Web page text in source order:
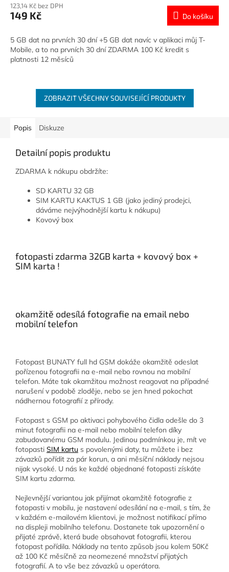
123,14 Kč bez DPH
149 Kč Do košíku
5 GB dat na prvních 30 dní +5 GB dat navíc v aplikaci můj T-
Mobile, a to na prvních 30 dní ZDARMA 100 Kč kredit s
platnosti 12 měsíců
ZOBRAZIT VŠECHNY SOUVISEJÍCÍ PRODUKTY
Popis Diskuze
Detailní popis produktu
ZDARMA k nákupu obdržíte:
SD KARTU 32 GB
SIM KARTU KAKTUS 1 GB (jako jediný prodejci,
dáváme nejvýhodnější kartu k nákupu)
Kovový box
fotopasti zdarma 32GB karta + kovový box +
SIM karta !
okamžitě odesílá fotografie na email nebo
mobilní telefon
Fotopast BUNATY full hd GSM dokáže okamžitě odeslat
pořízenou fotografii na e-mail nebo rovnou na mobilní
telefon. Máte tak okamžitou možnost reagovat na případné
narušení v podobě zloděje, nebo se jen hned pokochat
nádhernou fotografií z přírody.
Fotopast s GSM po aktivaci pohybového čidla odešle do 3
minut fotografii na e-mail nebo mobilní telefon díky
zabudovanému GSM modulu. Jedinou podmínkou je, mít ve
fotopasti SIM kartu s povolenými daty, tu můžete i bez
závazků pořídit za pár korun, a ani měsíční náklady nejsou
nijak vysoké. U nás ke každé objednané fotopasti získáte
SIM kartu zdarma.
Nejlevnější variantou jak přijímat okamžitě fotografie z
fotopasti v mobilu, je nastavení odesílání na e-mail, s tím, že
v každém e-mailovém klientovi, je možnost notifikací přímo
na displeji mobilního telefonu. Dostanete tak upozornění o
přijaté zprávě, která bude obsahovat fotografii, kterou
fotopast pořídila. Náklady na tento způsob jsou kolem 50Kč
až 100 Kč měsíčně za neomezené množství přijatých
fotografií. A to vše bez závazků u operátora.